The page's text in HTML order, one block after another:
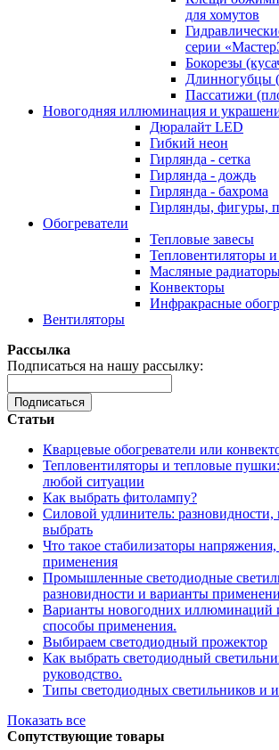
для хомутов
серии
Бокорезы
Длинногубцы
Пассатижи
Новогодняя иллюминация и
Дюралайт LED
Гибкий неон
Гирлянда - сетка
Гирлянда - дождь
Гирлянда - бахрома
Гирлянды, фигуры,
Обогреватели
Тепловые завесы
Тепловентиляторы
Масляные
Конвекторы
Инфракрасные
Вентиляторы
Рассылка
Подписаться на нашу рассылку:
Подписаться
Статьи
Кварцевые обогреватели или
Тепловентиляторы и тепловые
любой ситуации
Как выбрать фитолампу?
Силовой удлинитель:
выбрать
Что такое стабилизаторы
применения
Промышленные светодиодные
разновидности и варианты
Варианты новогодних иллюминаций
способы применения.
Выбираем светодиодный прожектор
Как выбрать светодиодный
руководство.
Типы светодиодных светильников и
Показать все
Сопутствующие товары